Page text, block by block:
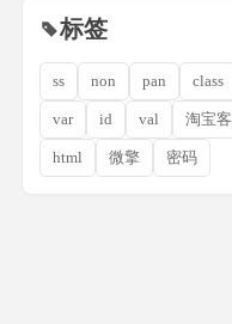
标签
ss non pan class
var id val 淘宝客
html 微擎 密码